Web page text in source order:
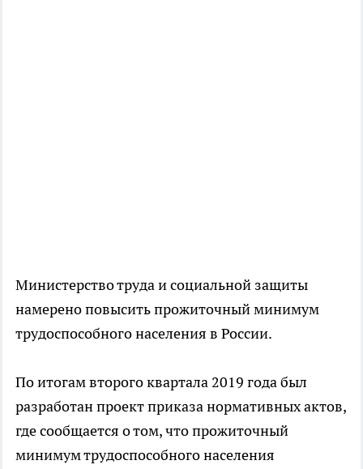
Министерство труда и социальной защиты
намерено повысить прожиточный минимум
трудоспособного населения в России.
По итогам второго квартала 2019 года был
разработан проект приказа нормативных актов,
где сообщается о том, что прожиточный
минимум трудоспособного населения